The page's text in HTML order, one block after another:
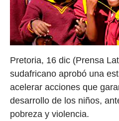
Pretoria, 16 dic (Prensa
sudafricano aprobó una
acelerar acciones que
desarrollo de los niños,
pobreza y violencia.